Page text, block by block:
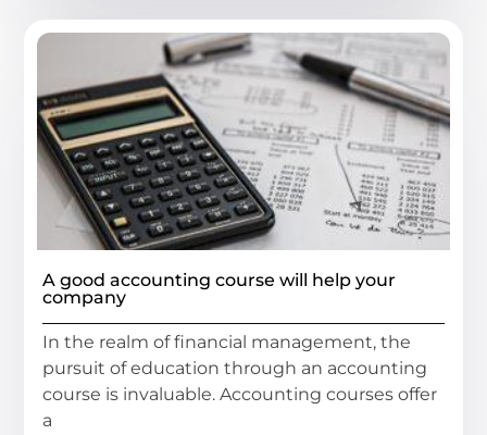
A good accounting course will help your
company
In the realm of financial management, the
pursuit of education through an accounting
course is invaluable. Accounting courses offer
a